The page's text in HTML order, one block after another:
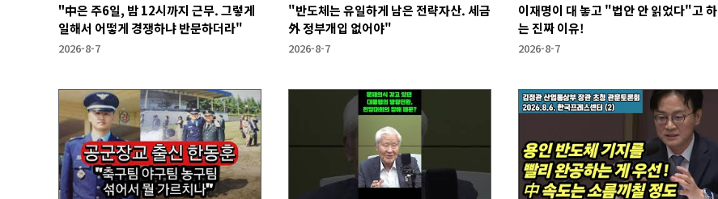
"中은 주6일, 밤 12시까지 근무. 그렇게
일해서 어떻게 경쟁하냐 반문하더라"
2026-8-7
"반도체는 유일하게 남은 전략자산. 세금
外 정부개입 없어야"
2026-8-7
이재명이 대 놓고 "법안 안 읽었다"고 하
는 진짜 이유!
2026-8-7